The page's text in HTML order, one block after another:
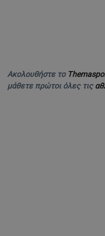
Ακολουθήστε το
μάθετε πρώτοι όλες τις